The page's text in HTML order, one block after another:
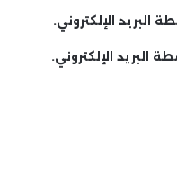
البريد الإلكتروني.
البريد الإلكتروني.